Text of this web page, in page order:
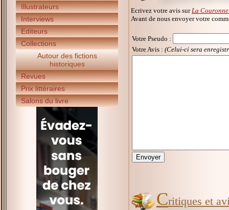
Illustrateurs
Interviews
Editeurs
Collections
Autour des fictions
historiques
Revues
Prix littéraires
Salons du livre
Ecrivez votre avis sur La
Avant de nous envoyer votre
Votre Pseudo :
Votre Avis : (Celui-ci sera
Critiques et